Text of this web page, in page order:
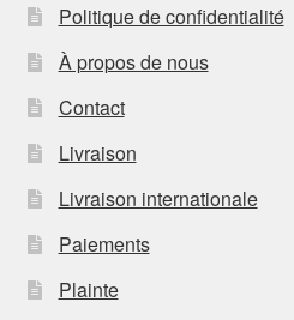
Politique de confidentialité
À propos de nous
Contact
Livraison
Livraison internationale
Paiements
Plainte